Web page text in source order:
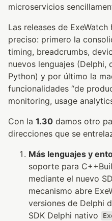
microservicios
Las releases de
preciso: primero la
timing, breadcrumbs,
nuevos lenguajes (Delphi,
Python) y por último la
funcionalidades “de
monitoring, usage
Con la 1.30 damos otro
direcciones que se
Más lenguajes y
soporte para
mediante el nuevo
mecanismo abre
versiones de Delphi
SDK Delphi nativo